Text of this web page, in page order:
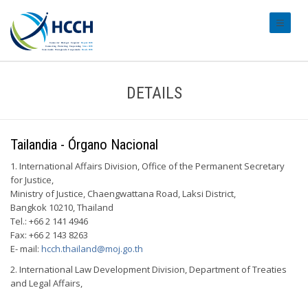
DETAILS
Tailandia - Órgano Nacional
1. International Affairs Division, Office of the Permanent Secretary
for Justice,
Ministry of Justice, Chaengwattana Road, Laksi District,
Bangkok 10210, Thailand
Tel.: +66 2 141 4946
Fax: +66 2 143 8263
E- mail: hcch.thailand@moj.go.th
2. International Law Development Division, Department of Treaties
and Legal Affairs,